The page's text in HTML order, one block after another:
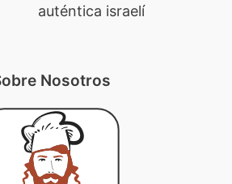
auténtica israelí
Nosotros